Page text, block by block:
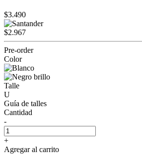
$3.490
$2.967
Pre-order
Color
Talle
U
Guía de talles
Cantidad
-
+
Agregar al carrito